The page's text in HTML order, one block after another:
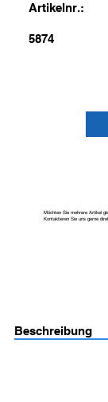
Artikelnr.:
5874
Möchten Sie mehrere Artikel
Kontaktieren Sie uns gerne
Beschreibung